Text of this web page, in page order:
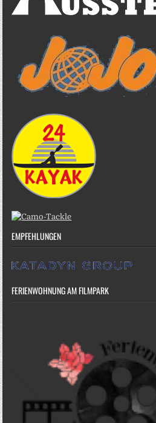
EMPFEHLUNGEN
FERIENWOHNUNG AM FILMPARK